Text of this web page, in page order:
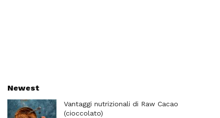
Newest
Vantaggi nutrizionali di Raw Cacao
(cioccolato)